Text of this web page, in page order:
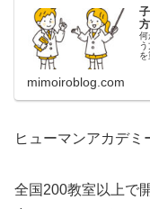
方
何
mimoiroblog.com
ヒューマンアカデミ
全国200教室以上で